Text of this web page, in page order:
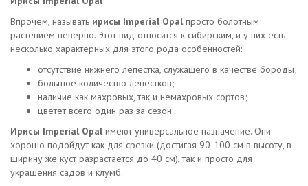
Впрочем, называть ирисы Imperial Opalпросто болотным
растением неверно. Этот вид относится к сибирским, и у них есть
несколько характерных для этого рода особенностей:
отсутствие нижнего лепестка, служащего в качестве бороды;
большое количество лепестков;
наличие как махровых, так и немахровых сортов;
цветет всего один раз за сезон.
Ирисы Imperial Opalимеют универсальное назначение. Они
хорошо подойдут как для срезки (достигая 90-100 см в высоту, в
ширину же куст разрастается до 40 см), так и просто для
украшения садов и клумб.